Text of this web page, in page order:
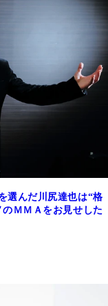
選んだ川尻達也は“格
ＭＭＡをお見せした